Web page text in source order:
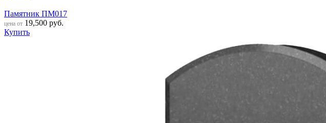
Памятник ПМ017
цена от 19,500 руб.
Купить